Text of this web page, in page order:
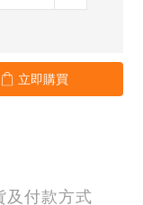
立即購買
及付款方式